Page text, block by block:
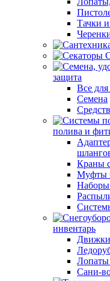
Тачки
защита
Все
Семена
полива и
Краны
Муфты
инвентарь
Движки
Лопаты
Сани-